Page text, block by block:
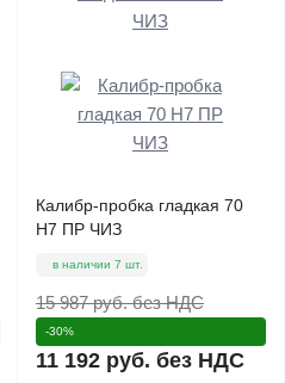
Калибр-пробка гладкая 70
Н7 ПР ЧИЗ
в наличии 7 шт.
15 987 руб.без НДС
-30%
11 192 руб. без НДС